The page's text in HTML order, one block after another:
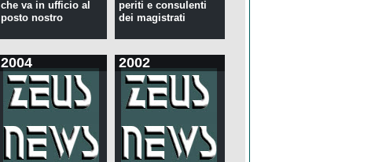
che va in ufficio al
posto nostro
periti e consulenti
dei magistrati
2004 2002